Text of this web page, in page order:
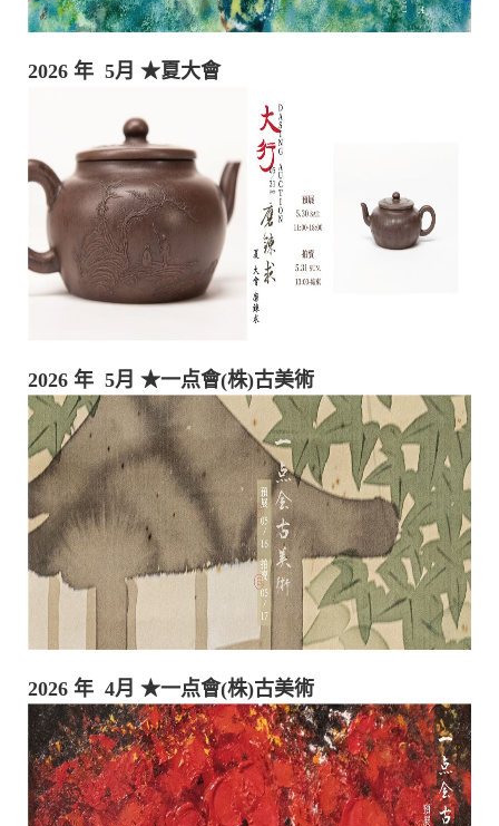
2026 年 5月 ★夏大會
2026 年 5月 ★一点會(株)古美術
2026 年 4月 ★一点會(株)古美術